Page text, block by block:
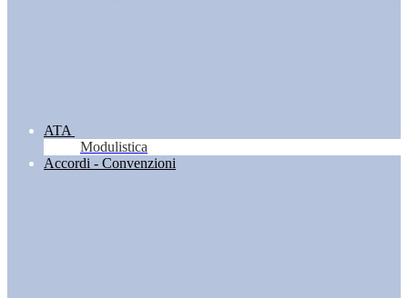
ATA
Modulistica
Accordi - Convenzioni